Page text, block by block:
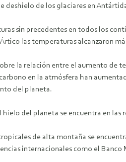
deshielo de los glaciares en
sin precedentes en todos los
las temperaturas alcanzaron
la relación entre el aumento de
en la atmósfera han
del planeta.
del planeta se encuentra en
de alta montaña se
internacionales como el Banco